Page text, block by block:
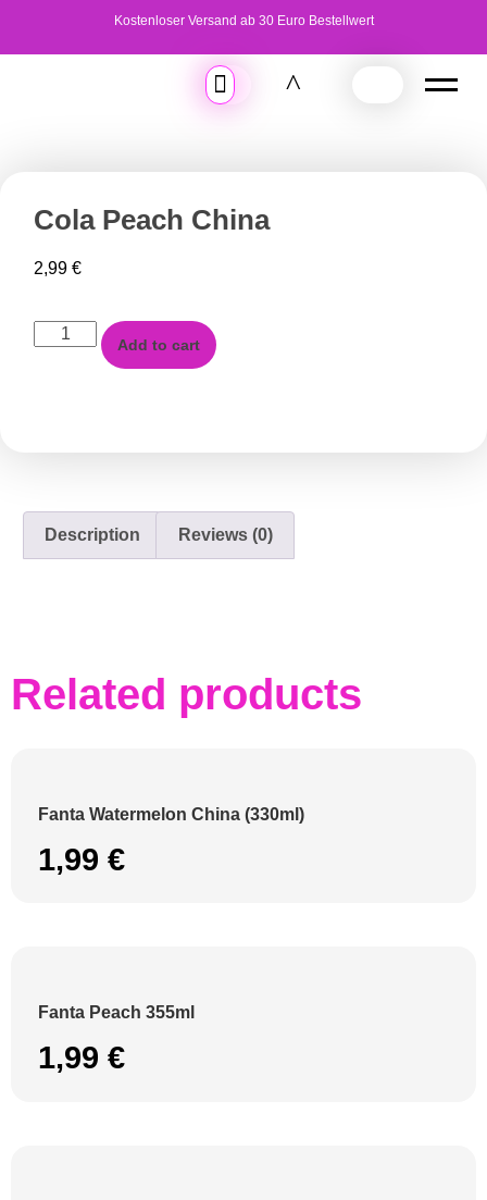
Kostenloser Versand ab 30 Euro Bestellwert
Cola Peach China
2,99 €
Add to cart
Description Reviews (0)
Related products
Fanta Watermelon China (330ml)
1,99 €
Fanta Peach 355ml
1,99 €